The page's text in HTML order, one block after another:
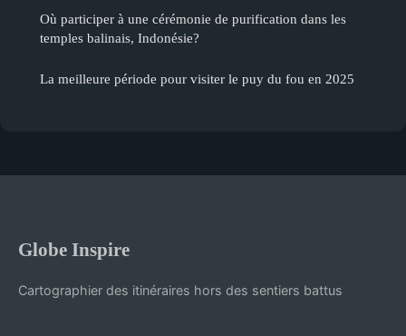
Où participer à une cérémonie de purification dans les
temples balinais, Indonésie?
La meilleure période pour visiter le puy du fou en 2025
Globe Inspire
Cartographier des itinéraires hors des sentiers battus